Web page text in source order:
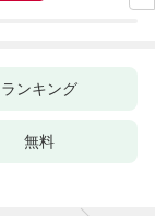
ランキング
無料